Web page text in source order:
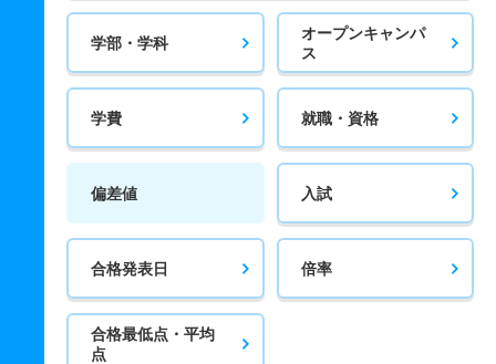
学部・学科
オープンキャンパ
ス
学費 就職・資格
偏差値 入試
合格発表日 倍率
合格最低点・平均
点